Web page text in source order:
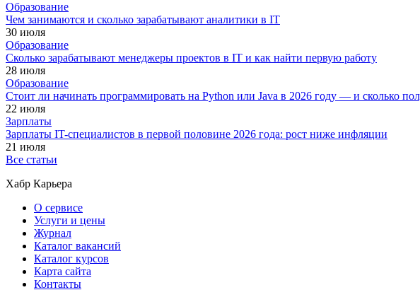
Образование
Чем занимаются и сколько зарабатывают аналитики в IT
30 июля
Образование
Сколько зарабатывают менеджеры проектов в IT и как найти первую работу
28 июля
Образование
Стоит ли начинать программировать на Python или Java в 2026 году — и сколько
22 июля
Зарплаты
Зарплаты IT-специалистов в первой половине 2026 года: рост ниже инфляции
21 июля
Все статьи
Хабр Карьера
О сервисе
Услуги и цены
Журнал
Каталог вакансий
Каталог курсов
Карта сайта
Контакты